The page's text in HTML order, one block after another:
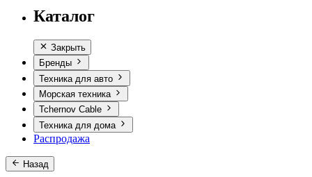
Каталог
Закрыть
Бренды
Техника для авто
Морская техника
Tchernov Cable
Техника для дома
Распродажа
Назад